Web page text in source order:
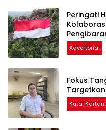
Peringati
Tebing
Advertorial
Fokus
Targetkan
Kutai